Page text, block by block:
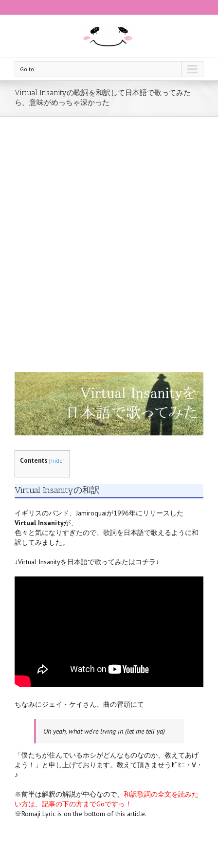
Go to...
Virtual Insanityの歌詞を和訳して日本語で歌ってみた
ら、意味がめっちゃ深かった
Contents [hide]
Virtual Insanityの和訳
イギリスのバンド、Jamiroquaiが1996年にリリースした
Virtual Insanityが、
色々と気になりすぎたので、歌詞を日本語で歌えるように和
訳してみました。
↓Virtual Insanityを日本語で歌ってみたはコチラ↓
ちなみにジェイ・ケイさん、曲の冒頭にて
Oh yeah, what we’re living in (let me tell ya)
「僕たちが住んでいるホシがどんなものなのか、教えてあげ
よう！」と申し上げております。教えて頂きませうｾﾞﾋﾆ・∀・
♪
※前半は解釈の解説が中心なので、 和訳歌詞の全文を読みた
い方は、記事の下の方までGoですっ！
※Romaji Lyric is on the bottom of this article.